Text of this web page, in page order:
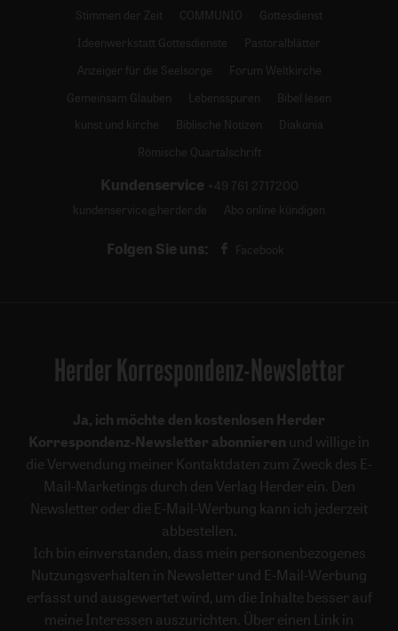
Stimmen der Zeit COMMUNIO
Gottesdienst
Ideenwerkstatt Gottesdienste
Pastoralblätter
Anzeiger für die Seelsorge
Forum Weltkirche
Gemeinsam Glauben
Lebensspuren
Bibel lesen
kunst und kirche
Biblische Notizen
Diakonia
Römische Quartalschrift
Kundenservice +49 761 2717200
kundenservice@herder.de
Abo online kündigen
Folgen Sie uns: Facebook
Herder Korrespondenz-Newsletter
Ja, ich möchte den kostenlosen Herder
Korrespondenz-Newsletter abonnieren und willige in
die Verwendung meiner Kontaktdaten zum Zweck des E-
Mail-Marketings durch den Verlag Herder ein. Den
Newsletter oder die E-Mail-Werbung kann ich jederzeit
abbestellen.
Ich bin einverstanden, dass mein personenbezogenes
Nutzungsverhalten in Newsletter und E-Mail-Werbung
erfasst und ausgewertet wird, um die Inhalte besser auf
meine Interessen auszurichten. Über einen Link in